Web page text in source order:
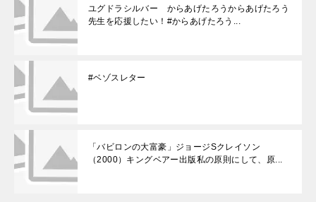
ユグドラシルバー からあげたろうからあげたろう
先生を応援したい！#からあげたろう...
#ベゾスレター
「バビロンの大富豪」ジョージSクレイソン
（2000）キングベアー出版私の原則にして、原...